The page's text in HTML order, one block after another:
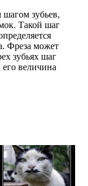
зубьев,
Такой шаг
Фреза может
зубьях шаг
величина